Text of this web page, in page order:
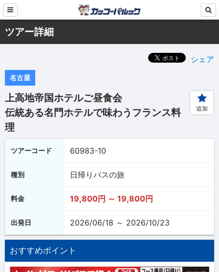
ツアー詳細
シェア
名古屋
上高地帝国ホテルご昼食会
伝統ある名門ホテルで味わうフランス料
理
追加
ツアーコード 60983-10
種別 日帰りバスの旅
料金 19,800円 ～ 19,800円
出発日 2026/06/18 ～ 2026/10/23
おすすめポイント